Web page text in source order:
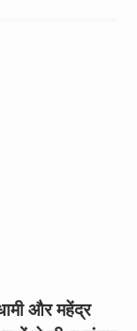
और महेंद्र